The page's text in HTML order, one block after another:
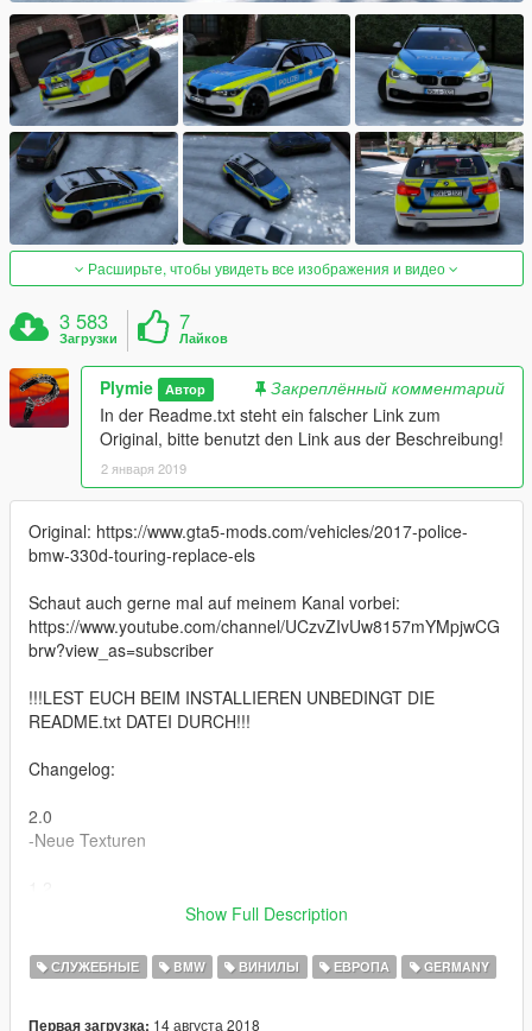
Расширьте, чтобы увидеть все изображения и видео
3 583
Загрузки
7
Лайков
Plymie Автор
Закреплённый комментарий
In der Readme.txt steht ein falscher Link zum
Original, bitte benutzt den Link aus der Beschreibung!
2 января 2019
Original: https://www.gta5-mods.com/vehicles/2017-police-
bmw-330d-touring-replace-els
Schaut auch gerne mal auf meinem Kanal vorbei:
https://www.youtube.com/channel/UCzvZIvUw8157mYMpjwCG
brw?view_as=subscriber
!!!LEST EUCH BEIM INSTALLIEREN UNBEDINGT DIE
README.txt DATEI DURCH!!!
Changelog:
2.0
-Neue Texturen
-Die Fensterscheiben wurden gefixt und sind nun
1.1
Show Full Description
СЛУЖЕБНЫЕ BMW ВИНИЛЫ ЕВРОПА GERMANY
Первая загрузка: 14 августа 2018